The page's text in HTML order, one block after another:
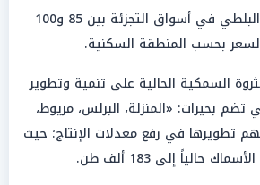
تراوحت أسعار السمك البلطي في أسواق التجزئة بين 85 و100
بحسب المنطقة السكنية.
السمكية الحالية على تنمية وتطوير
تضم بحيرات: «المنزلة، البرلس، مريوط،
تطويرها في رفع معدلات الإنتاج؛ حيث
حالياً إلى 183 ألف طن.